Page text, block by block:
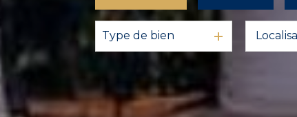
De l'ancien à l'année
Type de bien